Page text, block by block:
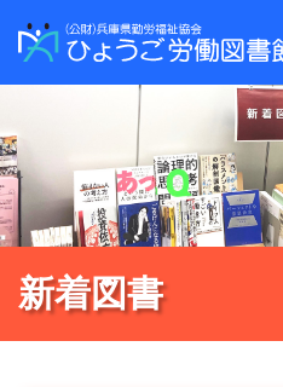
新着図書